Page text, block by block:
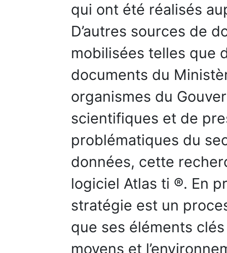
qui ont été réalisés
D’autres sources de
mobilisées telles que
documents du
organismes du
scientifiques et de
problématiques du
données, cette
logiciel Atlas ti ®. En
stratégie est un
que ses éléments
moyens et